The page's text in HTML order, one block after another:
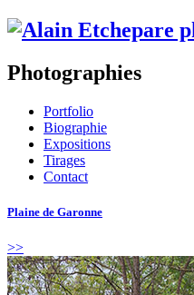
Photographies
Portfolio
Biographie
Expositions
Tirages
Contact
Plaine de Garonne
>>